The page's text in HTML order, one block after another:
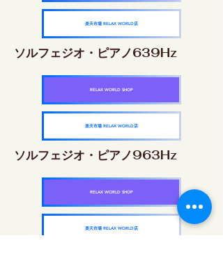
楽天市場 RELAX WORLD店
ソルフェジオ・ピアノ639Hz
RELAX WORLD SHOP
楽天市場 RELAX WORLD店
ソルフェジオ・ピアノ963Hz
RELAX WORLD SHOP
楽天市場 RELAX WORLD店